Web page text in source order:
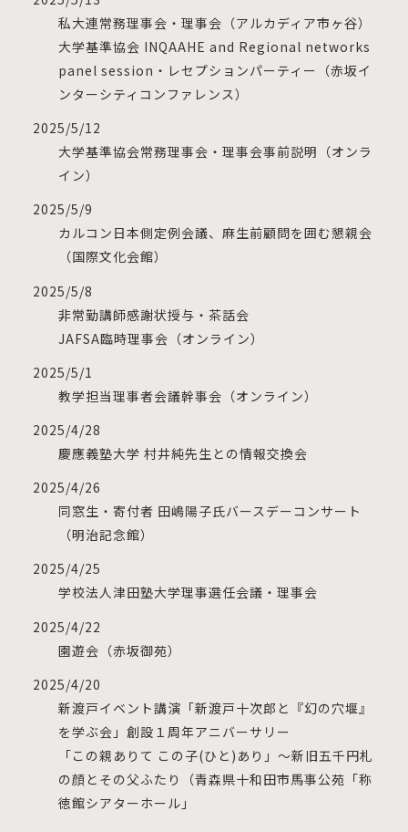
私大連常務理事会・理事会（アルカディア市ヶ谷）
大学基準協会 INQAAHE and Regional networks
panel session・レセプションパーティー（赤坂イ
ンターシティコンファレンス）
2025/5/12
大学基準協会常務理事会・理事会事前説明（オンラ
イン）
2025/5/9
カルコン日本側定例会議、麻生前顧問を囲む懇親会
（国際文化会館）
2025/5/8
非常勤講師感謝状授与・茶話会
JAFSA臨時理事会（オンライン）
2025/5/1
教学担当理事者会議幹事会（オンライン）
2025/4/28
慶應義塾大学 村井純先生との情報交換会
2025/4/26
同窓生・寄付者 田嶋陽子氏バースデーコンサート
（明治記念館）
2025/4/25
学校法人津田塾大学理事選任会議・理事会
2025/4/22
園遊会（赤坂御苑）
2025/4/20
新渡戸イベント講演「新渡戸十次郎と『幻の穴堰』
を学ぶ会」創設１周年アニバーサリー
「この親ありて この子(ひと)あり」～新旧五千円札
の顔とその父ふたり（青森県十和田市馬事公苑「称
徳館シアターホール」